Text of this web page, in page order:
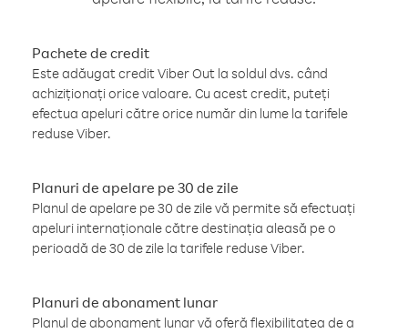
Pachete de credit
Este adăugat credit Viber Out la soldul dvs. când
achiziționați orice valoare. Cu acest credit, puteți
efectua apeluri către orice număr din lume la tarifele
reduse Viber.
Planuri de apelare pe 30 de zile
Planul de apelare pe 30 de zile vă permite să efectuați
apeluri internaționale către destinația aleasă pe o
perioadă de 30 de zile la tarifele reduse Viber.
Planuri de abonament lunar
Planul de abonament lunar vă oferă flexibilitatea de a